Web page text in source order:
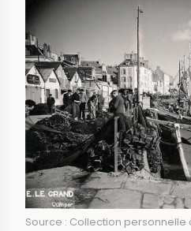
Source : Collection personnelle